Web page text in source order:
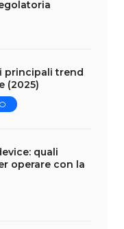
principali trend
(2025)
quali
operare con la